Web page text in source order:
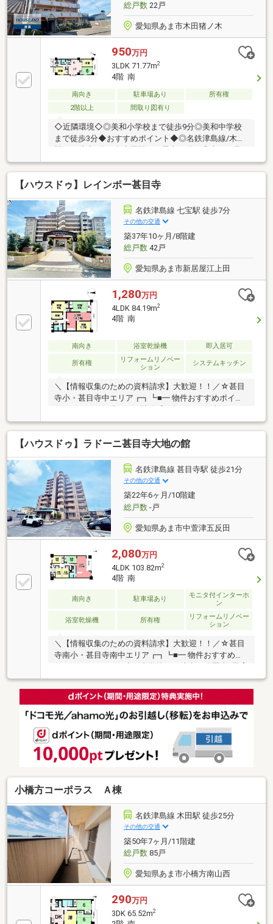
総戸数22戸
愛知県あま市木田猪ノ木
950万円
3LDK 71.77m2
4階 南
南向き 駐車場あり
所有権
2階以上
間取り図有り
◇近隣環境◇◎美和小学校まで徒歩9分◎美和中学校
まで徒歩3分◆おすすめポイント◆◎名鉄津島線/木田
側に両面バルコニーがあります。◎全居室収納付き
♪◎周辺環境充実♪スーパー・コンビニ・ドラッグスト
ア近く♪▼▼ハウスドゥ 清須はここがつよい！▼▼地
元密着、清須市のことならお任せください♪経験豊富
なスタッフがご提案♪住宅ローンや保険、不動産に関
する税金や法律、その他各種手続きのことなどお気軽
にご相談ください。お客様が一番良い選択ができる様
に色々な視点でご提案いたします。キッズスペース完
備♪
【ハウスドゥ】レインボー甚目寺
名鉄津島線 七宝駅 徒歩7分
その他の交通
築37年10ヶ月/8階建
総戸数42戸
愛知県あま市新居屋江上田
1,280万円
4LDK 84.19m2
4階 南
南向き 浴室乾燥機 即入居可
所有権
リフォームリノベー
ション
システムキッチン
＼【情報収集のための資料請求】大歓迎！！／☆甚目
寺小・甚目寺中エリア┏┓┗■━ 物件おすすめポイン
ト ━・・・・■明るさと開放感に包まれる、南面バル
コニー■「七宝」駅まで徒歩7分！通勤・通学にも便利
♪■スーパー・薬局・コンビニが徒歩10分圏内に揃う生
活利便―――【2025年9月リフォーム施工】【交換】キ
ッチンシャワー水栓・浴室水栓シャワー・洗面化粧
台・トイレ・鏡・給湯器・照明【張替え】クロス・ク
ッションフロア張・ウッドタイル張・畳表替・襖・障
子【他】ハウスクリーニング■ 他社で審査が通らなか
った方！――◆◇【 異動情報 】 【 債務整
理 】 などローン承認実績あり
【ハウスドゥ】ラドーニ甚目寺大地の館
名鉄津島線 甚目寺駅 徒歩21分
その他の交通
築22年6ヶ月/10階建
総戸数-戸
愛知県あま市中萱津五反田
2,080万円
4LDK 103.82m2
4階 南
南向き 駐車場あり
モニタ付インターホ
ン
浴室乾燥機 所有権
リフォームリノベー
ション
＼【情報収集のための資料請求】大歓迎！！／☆甚目
寺南小・甚目寺南中エリア┏┓┗■━ 物件おすすめポ
てに優しい環境■買い物便利！スーパー・コンビニま
で徒歩10分圏内■ペット飼育可能（小動物に限りま
す）■トランクルーム＋全居室収納で収納充実
♪―――【2025年3月リフォーム施工】【貼替】全室ク
ド・給湯器・トイレ・浴室暖房・水栓【他】畳表替・
リペア・ハウスクリーニング―――【check point】＊
浴室乾燥 ＊温水洗浄便座 ＊モニター付インターホ
小橋方コーポラス Ａ棟
名鉄津島線 木田駅 徒歩25分
その他の交通
築50年7ヶ月/11階建
総戸数85戸
愛知県あま市小橋方南山西
290万円
3DK 65.52m2